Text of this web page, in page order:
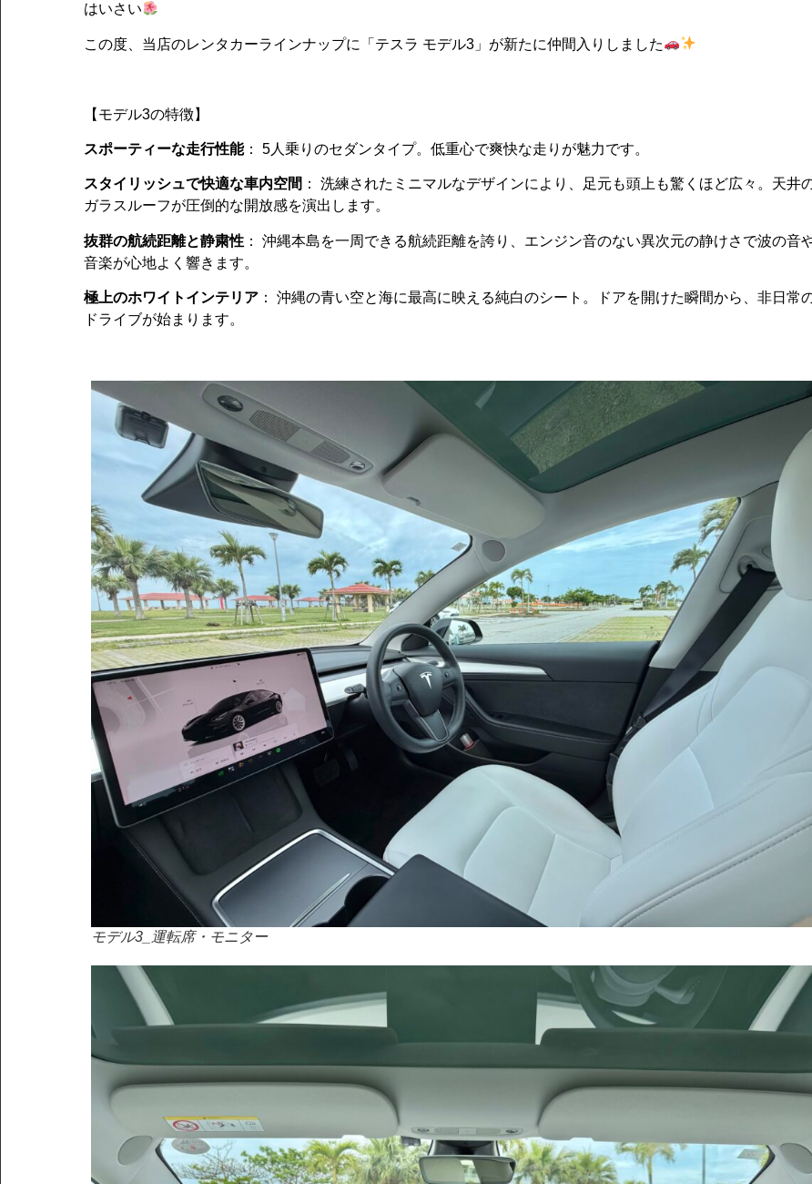
はいさい
この度、当店のレンタカーラインナップに「テスラ モデル3」が新たに仲間入りしました
【モデル3の特徴】
スポーティーな走行性能： 5人乗りのセダンタイプ。低重心で爽快な走りが魅力です。
スタイリッシュで快適な車内空間 ： 洗練されたミニマルなデザインにより、足元も頭上も驚くほど広々。天井
ガラスルーフが圧倒的な開放感を演出します。
抜群の航続距離と静粛性： 沖縄本島を一周できる航続距離を誇り、エンジン音のない異次元の静けさで波の音
音楽が心地よく響きます。
極上のホワイトインテリア： 沖縄の青い空と海に最高に映える純白のシート。ドアを開けた瞬間から、非日常
ドライブが始まります。
モデル3_運転席・モニター